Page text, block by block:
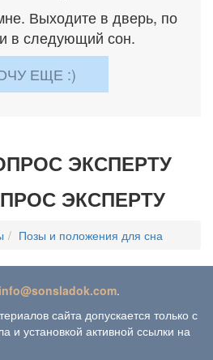
Выходите в дверь, по
в следующий сон.
ЕЩЕ :)
ЭКСПЕРТУ
Позы и положения для сна
info@sonsladok.com.
сайта допускается только с
и установкой активной ссылки на